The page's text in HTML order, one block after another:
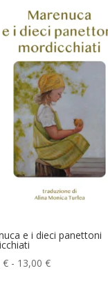
e i dieci panettoni
€ - 13,00€Fascia